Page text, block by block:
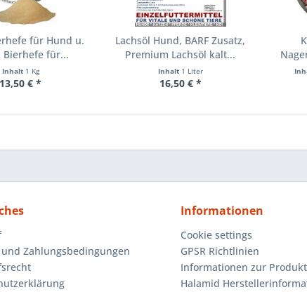
für Hund u.
Bierhefe für...
Inhalt 1 Kg
13,50 € *
Lachsöl Hund, BARF Zusatz,
Premium Lachsöl kalt...
Inhalt 1 Liter
16,50 € *
Zahlungsbedingungen
Informationen
Cookie settings
GPSR Richtlinien
Informationen zur
Halamid